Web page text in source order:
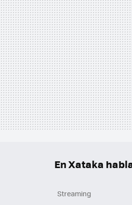
En Xataka
Streaming